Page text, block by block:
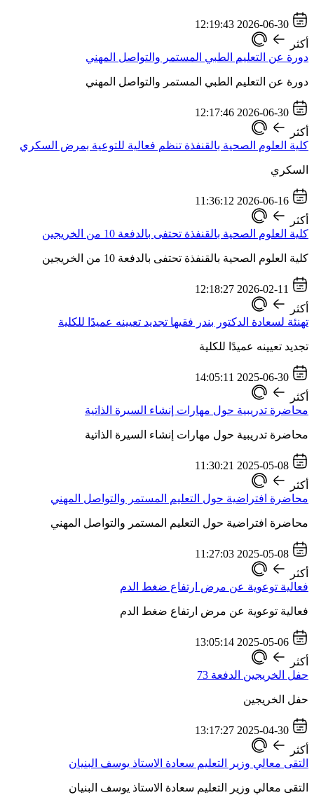
2026-06-30 12:19:43
أكثر
دورة عن التعليم الطبي المستمر والتواصل المهني
دورة عن التعليم الطبي المستمر والتواصل المهني
2026-06-30 12:17:46
أكثر
كلية العلوم الصحية بالقنفذة تنظم فعالية للتوعية بمرض السكري
السكري
2026-06-16 11:36:12
أكثر
كلية العلوم الصحية بالقنفذة تحتفى بالدفعة 10 من الخريجين
كلية العلوم الصحية بالقنفذة تحتفى بالدفعة 10 من الخريجين
2026-02-11 12:18:27
أكثر
تهنئة لسعادة الدكتور بندر فقيها تجديد تعيينه عميدًا للكلية
تجديد تعيينه عميدًا للكلية
2025-06-30 14:05:11
أكثر
محاضرة تدريبية حول مهارات إنشاء السيرة الذاتية
محاضرة تدريبية حول مهارات إنشاء السيرة الذاتية
2025-05-08 11:30:21
أكثر
محاضرة افتراضية حول التعليم المستمر والتواصل المهني
محاضرة افتراضية حول التعليم المستمر والتواصل المهني
2025-05-08 11:27:03
أكثر
فعالية توعوية عن مرض ارتفاع ضغط الدم
فعالية توعوية عن مرض ارتفاع ضغط الدم
2025-05-06 13:05:14
أكثر
حفل الخريجين الدفعة 73
حفل الخريجين
2025-04-30 13:17:27
أكثر
التقى معالي وزير التعليم سعادة الاستاذ يوسف البنيان
التقى معالي وزير التعليم سعادة الاستاذ يوسف البنيان